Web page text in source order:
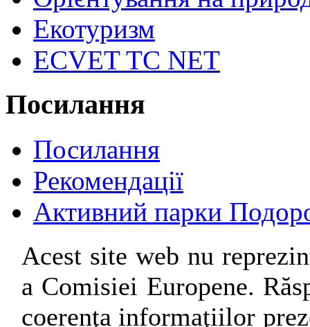
Екотуризм
ECVET TC NET
Посилання
Посилання
Рекомендації
Активний парки
Acest site web nu
a Comisiei Europene.
coerenţa informaţiilor